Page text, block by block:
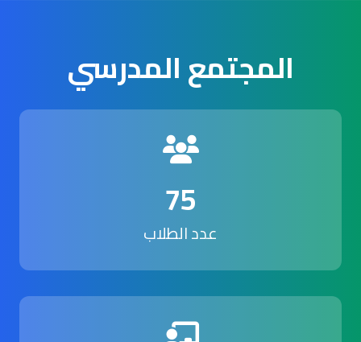
المجتمع المدرسي
75
عدد الطلاب